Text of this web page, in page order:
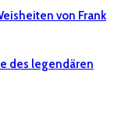
von Frank
des legendären